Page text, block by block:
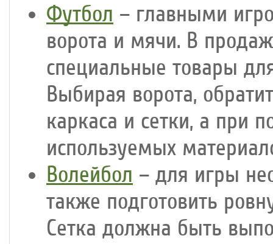
Футбол – главными
ворота и мячи. В
специальные товары
Выбирая ворота,
каркаса и сетки, а при
используемых
Волейбол – для игры
также подготовить
Сетка должна быть